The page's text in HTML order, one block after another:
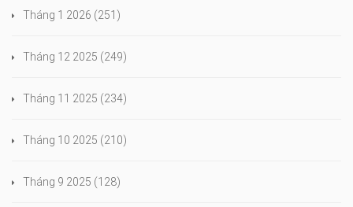
Tháng 1 2026 (251)
Tháng 12 2025 (249)
Tháng 11 2025 (234)
Tháng 10 2025 (210)
Tháng 9 2025 (128)